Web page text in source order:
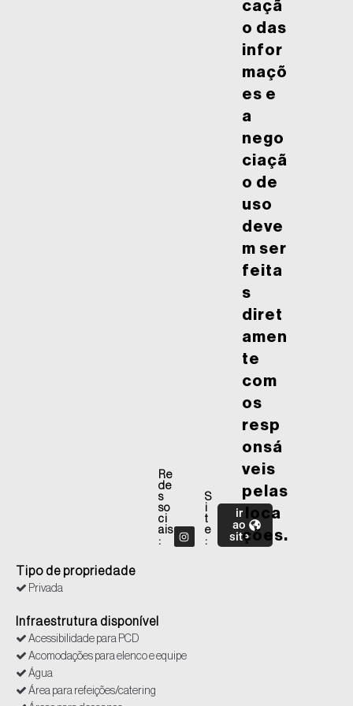
Re
de
s
so
ci
ais
:
S
i
t
e
:
ir
ao
site
caçã
o das
infor
maçõ
es e
a
nego
ciaçã
o de
uso
deve
m ser
feita
s
diret
amen
te
com
os
resp
onsá
veis
pelas
loca
ções.
Tipo de propriedade
Privada
Infraestrutura disponível
Acessibilidade para PCD
Acomodações para elenco e equipe
Água
Área para refeições/catering